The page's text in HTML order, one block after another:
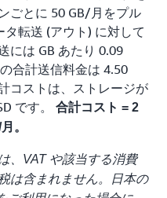
ごとに 50 GB/月をプル
転送 (アウト) に対して
には GB あたり 0.09
合計送信料金は 4.50
コストは、ストレージが
です。 合計コスト = 2
。
、VAT や該当する消費
は含まれません。日本の